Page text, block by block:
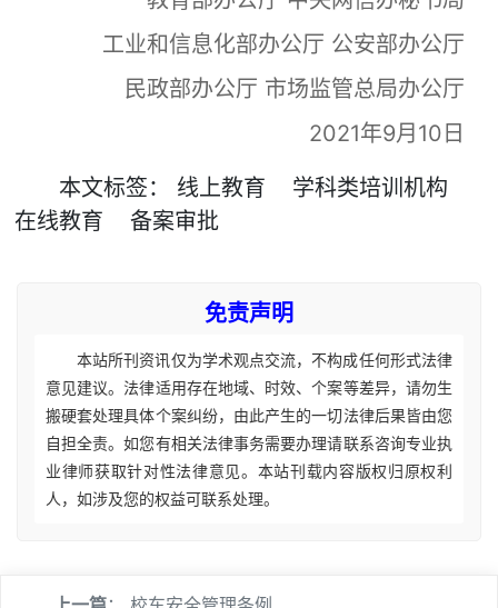
工业和信息化部办公厅 公安部办公厅
民政部办公厅 市场监管总局办公厅
2021年9月10日
本文标签： 线上教育
学科类培训机构
在线教育
备案审批
免责声明
本站所刊资讯仅为学术观点交流，不构成任何形式法律
意见建议。法律适用存在地域、时效、个案等差异，请勿生
搬硬套处理具体个案纠纷，由此产生的一切法律后果皆由您
自担全责。如您有相关法律事务需要办理请联系咨询专业执
业律师获取针对性法律意见。本站刊载内容版权归原权利
人，如涉及您的权益可联系处理。